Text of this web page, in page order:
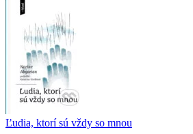
Ľudia, ktorí sú vždy so mnou